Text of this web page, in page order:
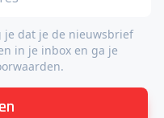
je dat je de nieuwsbrief
in je inbox en ga je